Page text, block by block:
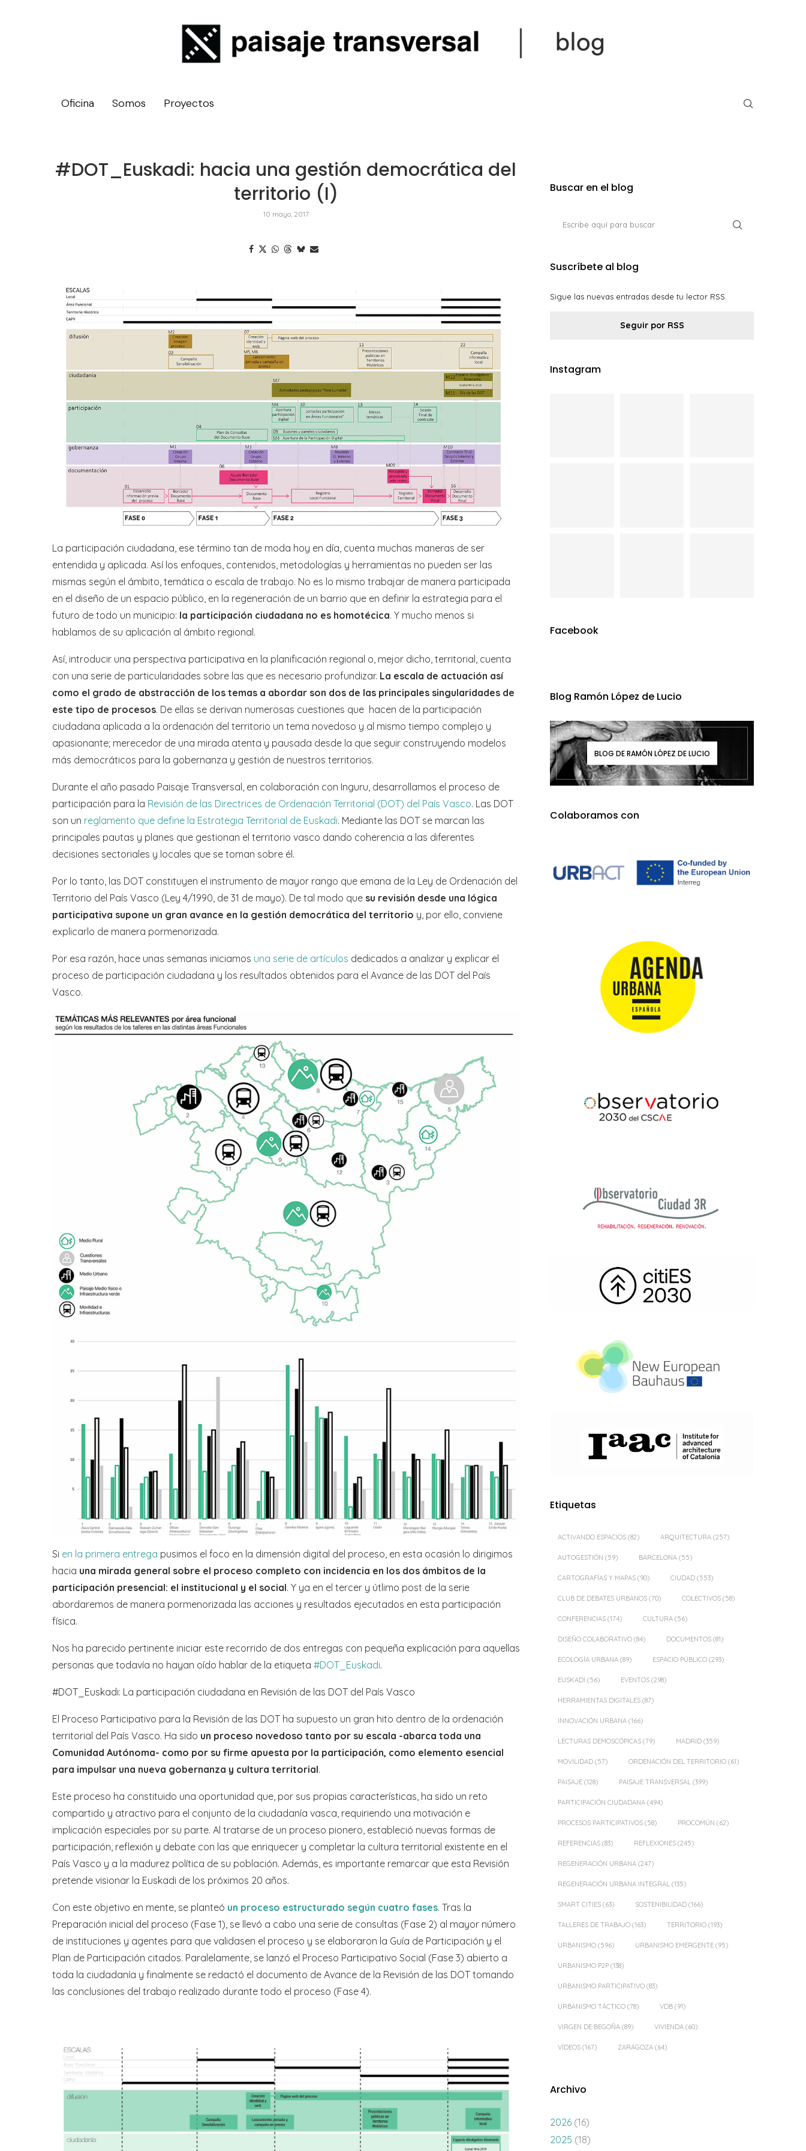
Oficina Somos Proyectos
#DOT_Euskadi: hacia una gestión democrática del
territorio (I)
10 mayo, 2017
La participación ciudadana, ese término tan de moda hoy en día, cuenta muchas maneras de ser
entendida y aplicada. Así los enfoques, contenidos, metodologías y herramientas no pueden ser las
mismas según el ámbito, temática o escala de trabajo. No es lo mismo trabajar de manera participada
en el diseño de un espacio público, en la regeneración de un barrio que en definir la estrategia para el
futuro de todo un municipio: la participación ciudadana no es homotécica. Y mucho menos si
hablamos de su aplicación al ámbito regional.
Así, introducir una perspectiva participativa en la planificación regional o, mejor dicho, territorial, cuenta
con una serie de particularidades sobre las que es necesario profundizar. La escala de actuación así
como el grado de abstracción de los temas a abordar son dos de las principales singularidades de
este tipo de procesos. De ellas se derivan numerosas cuestiones que hacen de la participación
ciudadana aplicada a la ordenación del territorio un tema novedoso y al mismo tiempo complejo y
apasionante; merecedor de una mirada atenta y pausada desde la que seguir construyendo modelos
más democráticos para la gobernanza y gestión de nuestros territorios.
Durante el año pasado Paisaje Transversal, en colaboración con Inguru, desarrollamos el proceso de
participación para la Revisión de las Directrices de Ordenación Territorial (DOT) del País Vasco. Las DOT
son un reglamento que define la Estrategia Territorial de Euskadi. Mediante las DOT se marcan las
principales pautas y planes que gestionan el territorio vasco dando coherencia a las diferentes
decisiones sectoriales y locales que se toman sobre él.
Por lo tanto, las DOT constituyen el instrumento de mayor rango que emana de la Ley de Ordenación del
Territorio del País Vasco (Ley 4/1990, de 31 de mayo). De tal modo que su revisión desde una lógica
participativa supone un gran avance en la gestión democrática del territorio y, por ello, conviene
explicarlo de manera pormenorizada.
Por esa razón, hace unas semanas iniciamos una serie de artículos dedicados a analizar y explicar el
proceso de participación ciudadana y los resultados obtenidos para el Avance de las DOT del País
Vasco.
Si en la primera entrega pusimos el foco en la dimensión digital del proceso, en esta ocasión lo dirigimos
hacia una mirada general sobre el proceso completo con incidencia en los dos ámbitos de la
participación presencial: el institucional y el social. Y ya en el tercer y útlimo post de la serie
abordaremos de manera pormenorizada las acciones y resultados ejecutados en esta participación
física.
Nos ha parecido pertinente iniciar este recorrido de dos entregas con pequeña explicación para aquellas
personas que todavía no hayan oído hablar de la etiqueta #DOT_Euskadi.
#DOT_Euskadi: La participación ciudadana en Revisión de las DOT del País Vasco
El Proceso Participativo para la Revisión de las DOT ha supuesto un gran hito dentro de la ordenación
territorial del País Vasco. Ha sido un proceso novedoso tanto por su escala -abarca toda una
Comunidad Autónoma- como por su firme apuesta por la participación, como elemento esencial
para impulsar una nueva gobernanza y cultura territorial.
Este proceso ha constituido una oportunidad que, por sus propias características, ha sido un reto
compartido y atractivo para el conjunto de la ciudadanía vasca, requiriendo una motivación e
implicación especiales por su parte. Al tratarse de un proceso pionero, estableció nuevas formas de
participación, reflexión y debate con las que enriquecer y completar la cultura territorial existente en el
País Vasco y a la madurez política de su población. Además, es importante remarcar que esta Revisión
pretende visionar la Euskadi de los próximos 20 años.
Con este objetivo en mente, se planteó un proceso estructurado según cuatro fases. Tras la
Preparación inicial del proceso (Fase 1), se llevó a cabo una serie de consultas (Fase 2) al mayor número
de instituciones y agentes para que validasen el proceso y se elaboraron la Guía de Participación y el
Plan de Participación citados. Paralelamente, se lanzó el Proceso Participativo Social (Fase 3) abierto a
toda la ciudadanía y finalmente se redactó el documento de Avance de la Revisión de las DOT tomando
las conclusiones del trabajo realizado durante todo el proceso (Fase 4).
Buscar en el blog
Suscríbete al blog
Sigue las nuevas entradas desde tu lector RSS.
Seguir por RSS
Instagram
Facebook
Blog Ramón López de Lucio
BLOG DE RAMÓN LÓPEZ DE LUCIO
Colaboramos con
Etiquetas
ACTIVANDO ESPACIOS (82) ARQUITECTURA (257)
AUTOGESTIÓN (59) BARCELONA (55)
CARTOGRAFÍAS Y MAPAS (90) CIUDAD (553)
CLUB DE DEBATES URBANOS (70) COLECTIVOS (58)
CONFERENCIAS (174) CULTURA (56)
DISEÑO COLABORATIVO (84) DOCUMENTOS (81)
ECOLOGÍA URBANA (89) ESPACIO PÚBLICO (293)
EUSKADI (56) EVENTOS (298)
HERRAMIENTAS DIGITALES (87)
INNOVACIÓN URBANA (166)
LECTURAS DEMOSCÓPICAS (79) MADRID (359)
MOVILIDAD (57) ORDENACIÓN DEL TERRITORIO (61)
PAISAJE (128) PAISAJE TRANSVERSAL (399)
PARTICIPACIÓN CIUDADANA (494)
PROCESOS PARTICIPATIVOS (58) PROCOMÚN (62)
REFERENCIAS (83) REFLEXIONES (245)
REGENERACIÓN URBANA (247)
REGENERACIÓN URBANA INTEGRAL (135)
SMART CITIES (63) SOSTENIBILIDAD (166)
TALLERES DE TRABAJO (163) TERRITORIO (193)
URBANISMO (596) URBANISMO EMERGENTE (95)
URBANISMO P2P (138)
URBANISMO PARTICIPATIVO (83)
URBANISMO TÁCTICO (78) VDB (91)
VIRGEN DE BEGOÑA (89) VIVIENDA (60)
VÍDEOS (167) ZARAGOZA (64)
Archivo
2026 (16)
2025 (18)